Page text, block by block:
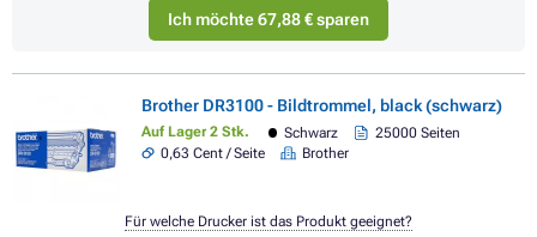
Ich möchte 67,88 € sparen
Brother DR3100 - Bildtrommel, black (schwarz)
Auf Lager 2 Stk. Schwarz
25000 Seiten
0,63 Cent / Seite
Brother
Für welche Drucker ist das Produkt geeignet?